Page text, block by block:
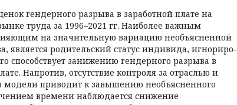
гендер­ного разрыва в заработной плате на
труда за 1996–2021 гг. Наиболее важным
на значительную вариацию необъясненной
является родительский статус индивида, игнориро­
способствует занижению гендерного разрыва в
Напротив, отсутствие контроля за отраслью и
модели приводит к завышению необъясненного
вре­мени наб­людается снижение